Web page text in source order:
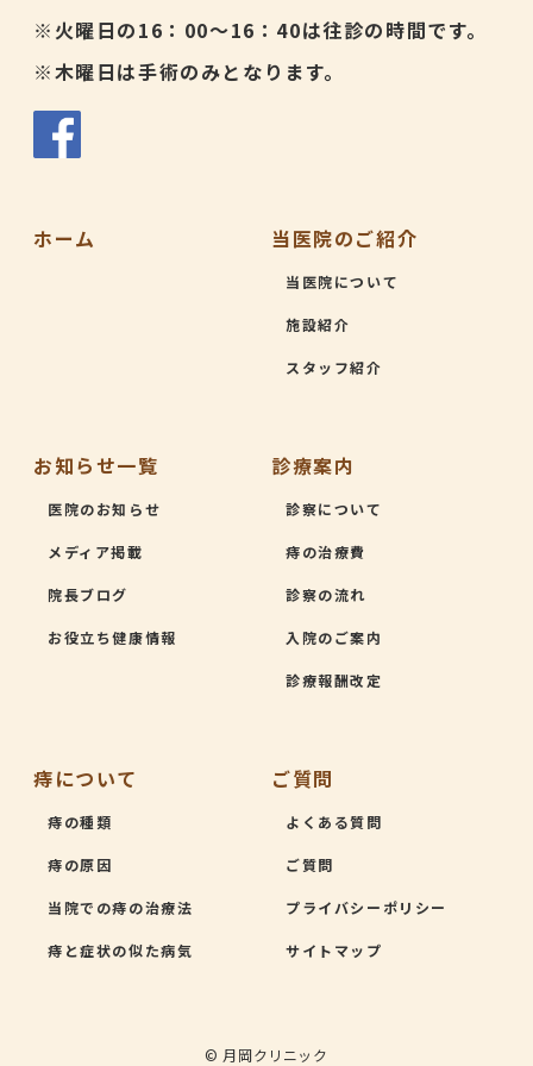
※火曜日の16：00～16：40は往診の時間です。
※木曜日は手術のみとなります。
ホーム 当医院のご紹介
当医院について
施設紹介
スタッフ紹介
お知らせ一覧
医院のお知らせ
メディア掲載
院長ブログ
お役立ち健康情報
診療案内
診察について
痔の治療費
診察の流れ
入院のご案内
診療報酬改定
痔について
痔の種類
痔の原因
当院での痔の治療法
痔と症状の似た病気
ご質問
よくある質問
ご質問
プライバシーポリシー
サイトマップ
© 月岡クリニック